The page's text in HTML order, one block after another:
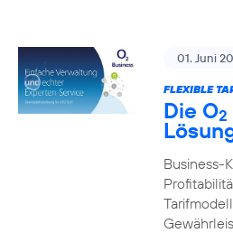
01. Juni
FLEXIBLE
Die O2
Business-